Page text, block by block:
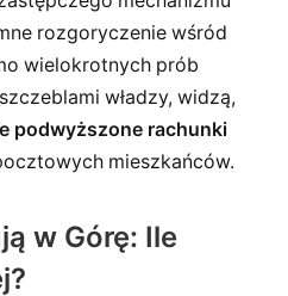
rozgoryczenie wśród
wielokrotnych prób
władzy, widzą,
podwyższone rachunki
mieszkańców.
w Górę: Ile